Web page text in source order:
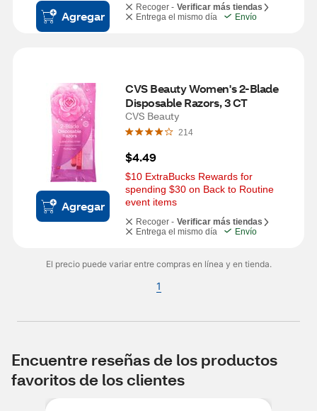
Agregar
Recoger - Verificar más tiendas
Entrega el mismo día
Envío
Agregar
CVS Beauty Women's 2-Blade
Disposable Razors, 3 CT
CVS Beauty
214
$4.49
$10 ExtraBucks Rewards for
spending $30 on Back to Routine
event items
Recoger - Verificar más tiendas
Entrega el mismo día
Envío
El precio puede variar entre compras en línea y en tienda.
1
Encuentre reseñas de los productos
favoritos de los clientes